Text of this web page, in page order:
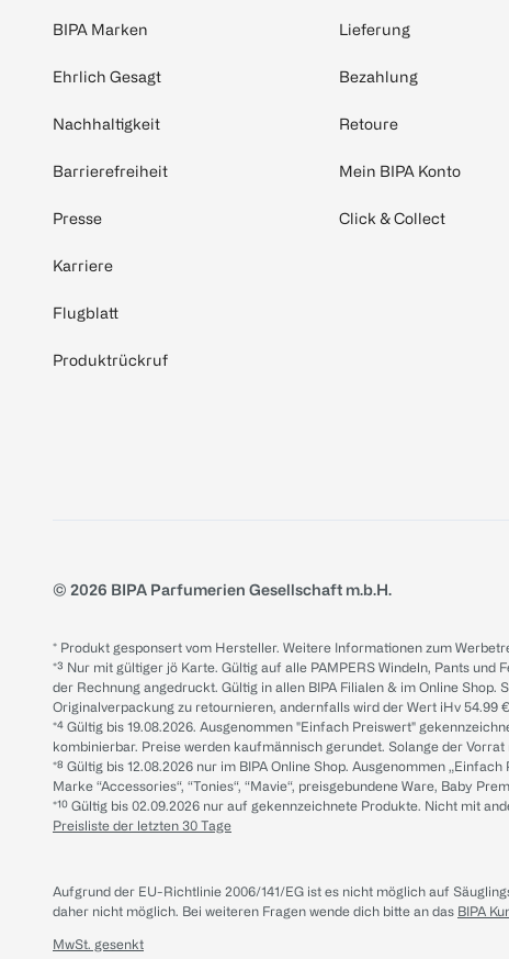
BIPA Marken
Ehrlich Gesagt
Nachhaltigkeit
Barrierefreiheit
Presse
Karriere
Flugblatt
Produktrückruf
Lieferung
Bezahlung
Retoure
Mein BIPA Konto
Click & Collect
© 2026 BIPA Parfumerien Gesellschaft m.b.H.
* Produkt gesponsert vom Hersteller. Weitere Informationen zum
*³ Nur mit gültiger jö Karte. Gültig auf alle PAMPERS Windeln, Pants
der Rechnung angedruckt. Gültig in allen BIPA Filialen & im Online
Originalverpackung zu retournieren, andernfalls wird der Wert iHv 54.99
*⁴ Gültig bis 19.08.2026. Ausgenommen "Einfach Preiswert"
kombinierbar. Preise werden kaufmännisch gerundet. Solange der
*⁸ Gültig bis 12.08.2026 nur im BIPA Online Shop. Ausgenommen
Marke “Accessories“, “Tonies“, “Mavie“, preisgebundene Ware, Baby
*¹⁰ Gültig bis 02.09.2026 nur auf gekennzeichnete Produkte. Nicht mit
Preisliste der letzten 30 Tage
Aufgrund der EU-Richtlinie 2006/141/EG ist es nicht möglich auf
daher nicht möglich. Bei weiteren Fragen wende dich bitte an das BIPA
MwSt. gesenkt